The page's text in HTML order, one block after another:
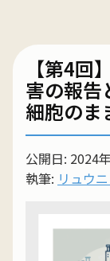
【第4回
害の報
細胞のま
公開日: 2024
執筆: リュウ